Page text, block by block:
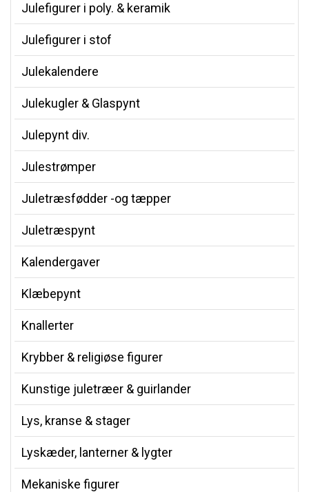
Julefigurer i poly. & keramik
Julefigurer i stof
Julekalendere
Julekugler & Glaspynt
Julepynt div.
Julestrømper
Juletræsfødder -og tæpper
Juletræspynt
Kalendergaver
Klæbepynt
Knallerter
Krybber & religiøse figurer
Kunstige juletræer & guirlander
Lys, kranse & stager
Lyskæder, lanterner & lygter
Mekaniske figurer